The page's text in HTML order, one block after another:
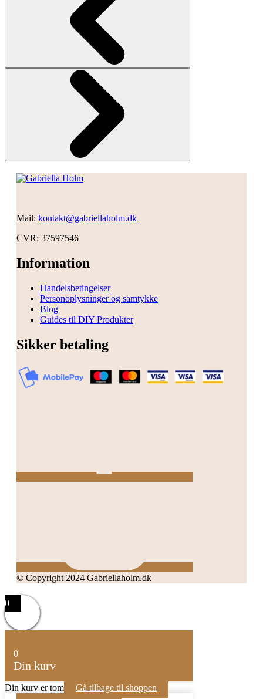
Mail: kontakt@gabriellaholm.dk
CVR: 37597546
Information
Handelsbetingelser
Personoplysninger og samtykke
Blog
Guides til DIY Produkter
Sikker betaling
© Copyright 2024 Gabriellaholm.dk
0
0
Din kurv
Din kurv er tom
Gå tilbage til shoppen